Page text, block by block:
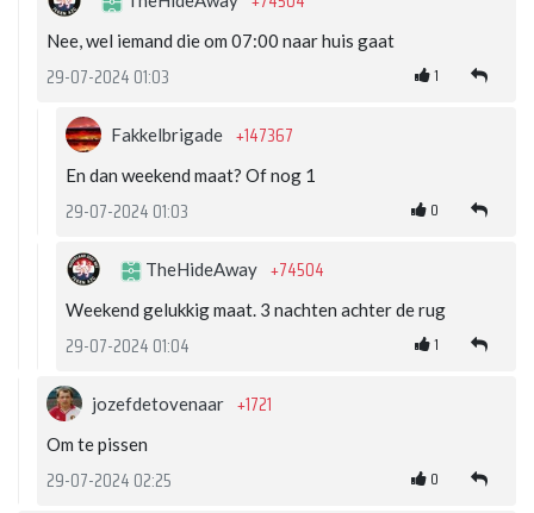
Nee, wel iemand die om 07:00 naar huis gaat
29-07-2024 01:03 1
Fakkelbrigade +147367
En dan weekend maat? Of nog 1
29-07-2024 01:03 0
TheHideAway +74504
Weekend gelukkig maat. 3 nachten achter de rug
29-07-2024 01:04 1
jozefdetovenaar +1721
Om te pissen
29-07-2024 02:25 0